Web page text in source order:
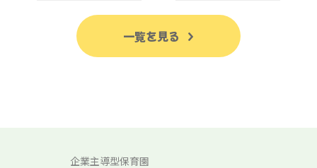
一覧を見る
企業主導型保育園